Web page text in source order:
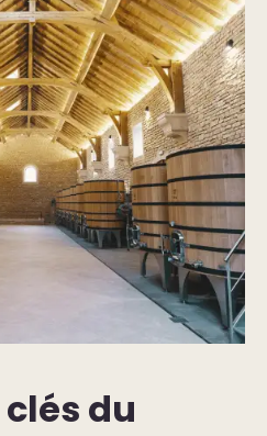
du